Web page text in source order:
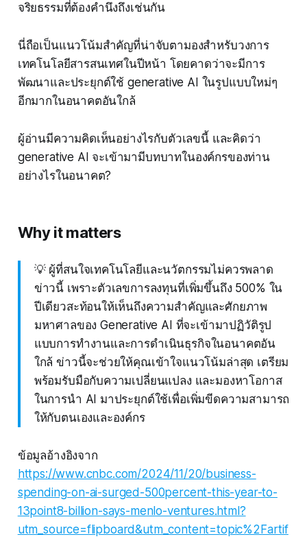
จริยธรรมที่ต้องคำนึงถึงเช่นกัน
นี่ถือเป็นแนวโน้มสำคัญที่น่าจับตามองสำหรับวงการ
เทคโนโลยีสารสนเทศในปีหน้า โดยคาดว่าจะมีการ
พัฒนาและประยุกต์ใช้ generative AI ในรูปแบบใหม่ๆ
อีกมากในอนาคตอันใกล้
ผู้อ่านมีความคิดเห็นอย่างไรกับตัวเลขนี้ และคิดว่า
generative AI จะเข้ามามีบทบาทในองค์กรของท่าน
อย่างไรในอนาคต?
Why it matters
💡 ผู้ที่สนใจเทคโนโลยีและนวัตกรรมไม่ควรพลาด
ข่าวนี้ เพราะตัวเลขการลงทุนที่เพิ่มขึ้นถึง 500% ใน
ปีเดียวสะท้อนให้เห็นถึงความสำคัญและศักยภาพ
มหาศาลของ Generative AI ที่จะเข้ามาปฏิวัติรูป
แบบการทำงานและการดำเนินธุรกิจในอนาคตอัน
ใกล้ ข่าวนี้จะช่วยให้คุณเข้าใจแนวโน้มล่าสุด เตรียม
พร้อมรับมือกับความเปลี่ยนแปลง และมองหาโอกาส
ในการนำ AI มาประยุกต์ใช้เพื่อเพิ่มขีดความสามารถ
ให้กับตนเองและองค์กร
ข้อมูลอ้างอิงจาก
https://www.cnbc.com/2024/11/20/business-
spending-on-ai-surged-500percent-this-year-to-
13point8-billion-says-menlo-ventures.html?
utm_source=flipboard&utm_content=topic%2Fartif